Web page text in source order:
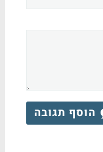
הוסף תגובה